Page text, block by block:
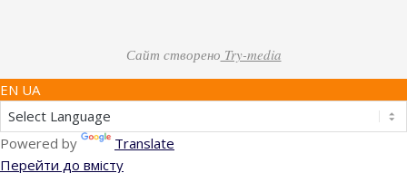
Сайт створено Try-media
EN UA
Powered by
Translate
Перейти до вмісту